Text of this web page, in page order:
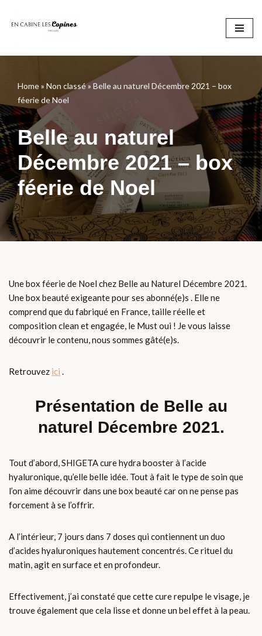
Home» Non classé» Belle au naturel Décembre 2021 – box
féerie de Noel
Belle au naturel
Décembre 2021 – box
féerie de Noel
Une box féerie de Noel chez Belle au Naturel Décembre 2021.
Une box beauté exigeante pour ses abonné(e)s . Elle ne
comprend que du fabriqué en France, taille réelle et
composition clean et engagée, le Must oui ! Je vous laisse
découvrir le contenu, nous sommes gâté(e)s.
Retrouvez ici .
Présentation de Belle au
naturel Décembre 2021.
Tout d’abord, SHIGETA cure hydra booster à l’acide
hyaluronique, qu’elle belle idée. Tout à fait le type de soin que
l’on aime découvrir dans une box beauté car on ne pense pas
forcement à se l’offrir.
A l’intérieur, 7 jours dans 7 doses qui contiennent un duo
d’acides hyaluroniques hautement concentrés. Ce rituel du
matin, agit en surface et en profondeur.
Effectivement, j’ai constaté que cette cure repulpe le visage, je
trouve également que cela lisse et donne un bel effet à la peau.